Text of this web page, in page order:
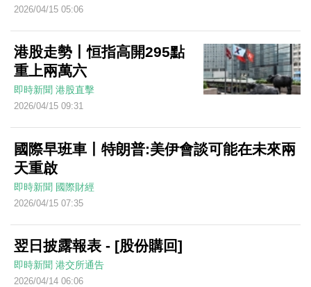
2026/04/15 05:06
港股走勢丨恒指高開295點
重上兩萬六
即時新聞 港股直擊
2026/04/15 09:31
國際早班車丨特朗普:美伊會談可能在未來兩
天重啟
即時新聞 國際財經
2026/04/15 07:35
翌日披露報表 - [股份購回]
即時新聞 港交所通告
2026/04/14 06:06